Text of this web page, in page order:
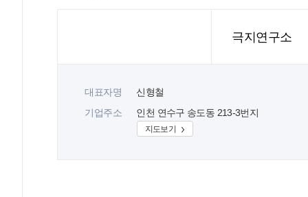
극지연구소
대표자명
신형철
기업주소
인천 연수구 송도동 213-3번지
지도보기